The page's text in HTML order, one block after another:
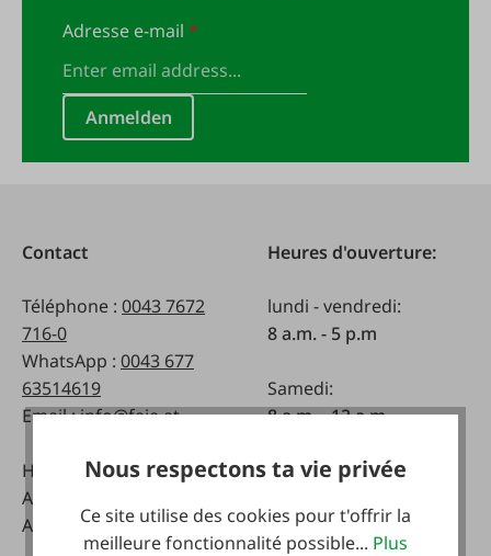
Adresse e-mail*
Anmelden
Contact
Téléphone : 0043 7672
716-0
WhatsApp : 0043 677
63514619
Email :info@faie.at
Handelsstraße 9
A-4844 Regau
Autriche
Heures d'ouverture:
lundi - vendredi:
8 a.m. - 5 p.m
Samedi:
8 a.m. - 12 a.m.
Nous respectons ta vie privée
Ce site utilise des cookies pour t'offrir la
meilleure fonctionnalité possible... Plus